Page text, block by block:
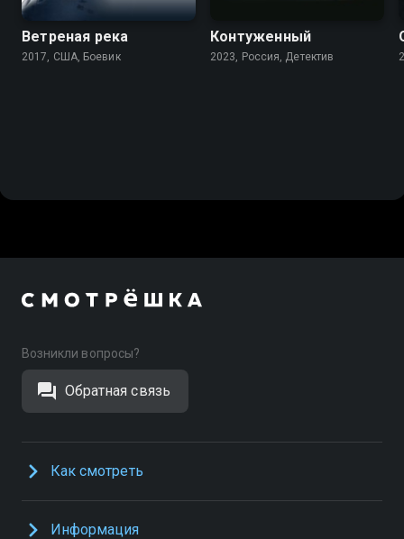
Ветреная река
2017, США, Боевик
Контуженный
2023, Россия, Детектив
Возникли вопросы?
Обратная связь
Как смотреть
Информация